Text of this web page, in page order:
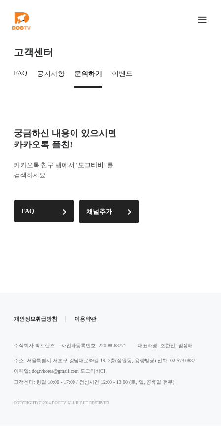
고객센터
FAQ 공지사항 문의하기 이벤트
궁금하신 내용이 있으시면
카카오톡 플친!
카카오톡 친구 탭에서 ‘도그티비 ’ 를
검색하세요
FAQ 채널추가
개인정보취급방침 | 이용약관
주식회사 빅프렌즈 사업자등록번호: 220-88-68771 대표자명: 조한선, 임정배
주소: 서울특별시 서초구 강남대로99길 19, 3층(잠원동, 용량빌딩) 전화: 02-573-0887
이메일: dogtvkorea@gmail.com 도그티비CI
고객센터: 평일 10:00 - 17:00 / 점심시간 12:00 - 13:00 (토, 일, 공휴일 휴무)
COPYRIGHT (C)2014 DOGTV ALL RIGHT RESERVED.